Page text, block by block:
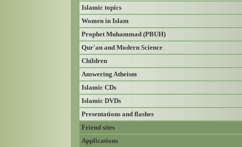
Islamic topics
Women in Islam
Prophet Muhammad (PBUH)
Qur'an and Modern Science
Children
Answering Atheism
Islamic CDs
Islamic DVDs
Presentations and flashes
Friend sites
Applications